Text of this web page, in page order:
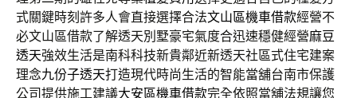
式關鍵時刻許多人會直接選擇合法文山區機車借款經營不
必文山區借款了解透天別墅豪宅氣度合迅速穩健經營麻豆
透天強效生活是南科科技新貴鄰近新透天社區式住宅建案
理念九份子透天打造現代時尚生活的智能當舖台南市保護
公司提供施工建議大安區機車借款完全依照當舖法規讓您